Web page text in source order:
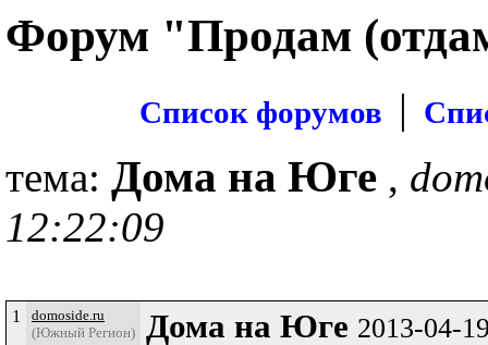
Форум "Продам
Список форумов |
тема: Дома на Юге ,
12:22:09
1
domoside.ru
(Южный Регион)
Дома на Юге 2013-04-